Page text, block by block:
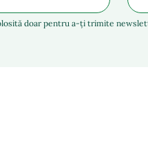
doar pentru a-ți trimite